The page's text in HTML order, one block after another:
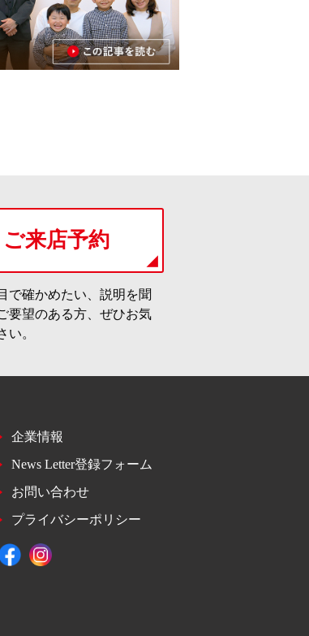
ご来店予約
で確かめたい、説明を聞
要望のある方、ぜひお気
い。
企業情報
News Letter登録フォーム
お問い合わせ
プライバシーポリシー